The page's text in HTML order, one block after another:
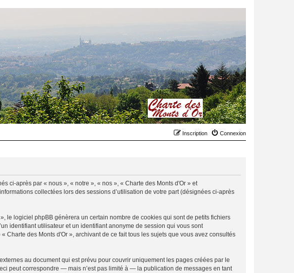
Connexion
Inscription
ci-après par « nous », « notre », « nos », « Charte des Monts d'Or » et
collectées lors des sessions d’utilisation de votre part (désignées ci-après
le logiciel phpBB génèrera un certain nombre de cookies qui sont de petits fichiers
identifiant utilisateur et un identifiant anonyme de session qui vous sont
des Monts d'Or », archivant de ce fait tous les sujets que vous avez consultés
au document qui est prévu pour couvrir uniquement les pages créées par le
peut correspondre — mais n’est pas limité à — la publication de messages en tant